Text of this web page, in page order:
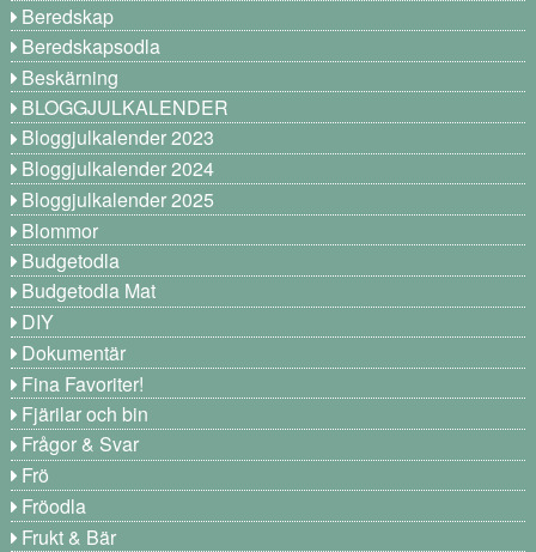
Beredskap
Beredskapsodla
Beskärning
BLOGGJULKALENDER
Bloggjulkalender 2023
Bloggjulkalender 2024
Bloggjulkalender 2025
Blommor
Budgetodla
Budgetodla Mat
DIY
Dokumentär
Fina Favoriter!
Fjärilar och bin
Frågor & Svar
Frö
Fröodla
Frukt & Bär